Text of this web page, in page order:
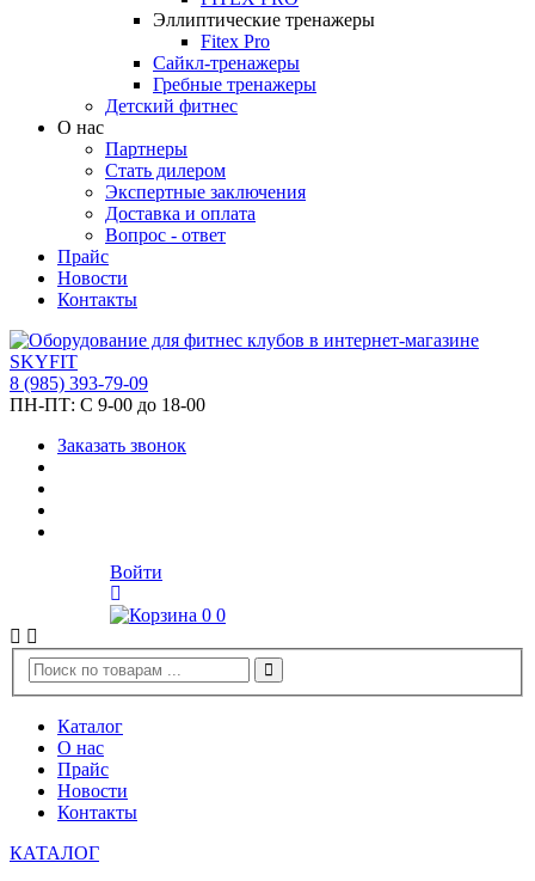
Эллиптические тренажеры
Fitex Pro
Сайкл-тренажеры
Гребные тренажеры
Детский фитнес
О нас
Партнеры
Стать дилером
Экспертные заключения
Доставка и оплата
Вопрос - ответ
Прайс
Новости
Контакты
8 (985) 393-79-09
ПН-ПТ: С 9-00 до 18-00
Заказать звонок
Войти
0 0
Каталог
О нас
Прайс
Новости
Контакты
КАТАЛОГ